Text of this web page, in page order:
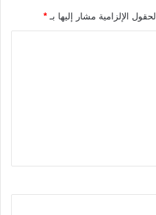
الحقول الإلزامية مشار إليها بـ *